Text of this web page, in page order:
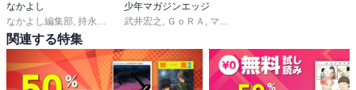
なかよし
なかよし編集部, 持永るい 吉田恵里香 ,おおともみつち
少年マガジンエッジ
武井宏之 , ＧｏＲＡ , マキマヨ
関連する特集